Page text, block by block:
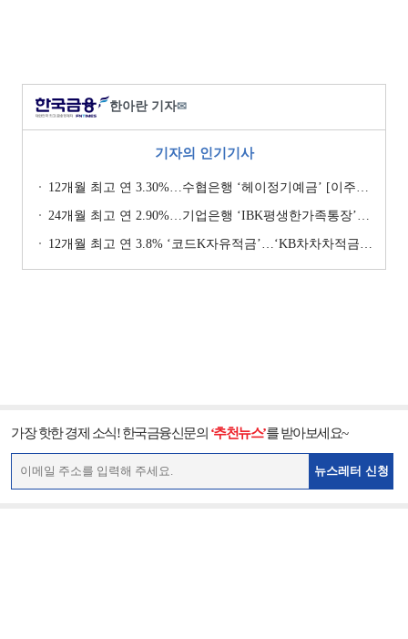
한아란 기자✉
기자의 인기기사
12개월 최고 연 3.30%…수협은행 ‘헤이정기예금’ [이주의 은행 예금금리-1월 2주]
24개월 최고 연 2.90%…기업은행 ‘IBK평생한가족통장’ [이주의 은행 예금금리-1월 2주]
12개월 최고 연 3.8% ‘코드K자유적금’…‘KB차차차적금’ 8% 이자 [이주의 은행 적금금리-1월 2주]
가장 핫한 경제 소식! 한국금융신문의 ‘추천뉴스’를 받아보세요~
뉴스레터 신청